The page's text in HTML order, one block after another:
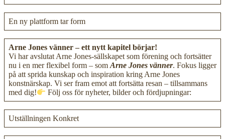
En ny plattform tar form
Arne Jones vänner – ett nytt kapitel börjar!
Vi har avslutat Arne Jones-sällskapet som förening och fortsätter
nu i en mer flexibel form – som Arne Jones vänner. Fokus ligger
på att sprida kunskap och inspiration kring Arne Jones
konstnärskap. Vi ser fram emot att fortsätta resan – tillsammans
med dig!
Följ oss för nyheter, bilder och fördjupningar:
Utställningen Konkret